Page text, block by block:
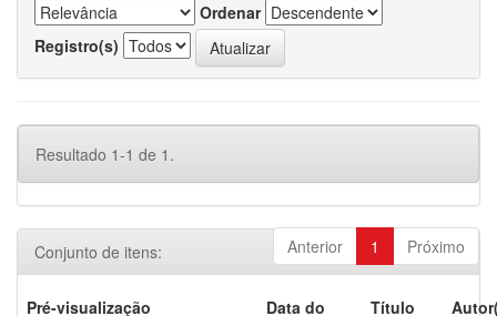
Ordenar
Registro(s)
Resultado 1-1 de 1.
Anterior 1 Próximo
Conjunto de itens:
Pré-visualização
Data do
Título